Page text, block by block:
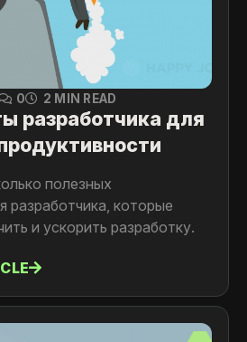
0 2 MIN READ
разработчика для
полезных
разработчика, которые
и ускорить разработку.